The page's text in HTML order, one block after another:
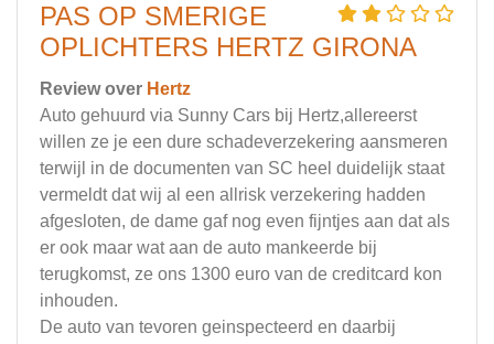
PAS OP SMERIGE
OPLICHTERS HERTZ GIRONA
Review over Hertz
Auto gehuurd via Sunny Cars bij Hertz,allereerst
willen ze je een dure schadeverzekering aansmeren
terwijl in de documenten van SC heel duidelijk staat
vermeldt dat wij al een allrisk verzekering hadden
afgesloten, de dame gaf nog even fijntjes aan dat als
er ook maar wat aan de auto mankeerde bij
terugkomst, ze ons 1300 euro van de creditcard kon
inhouden.
De auto van tevoren geinspecteerd en daarbij